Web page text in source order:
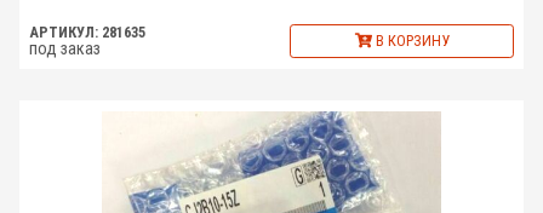
АРТИКУЛ: 281635
под заказ В КОРЗИНУ